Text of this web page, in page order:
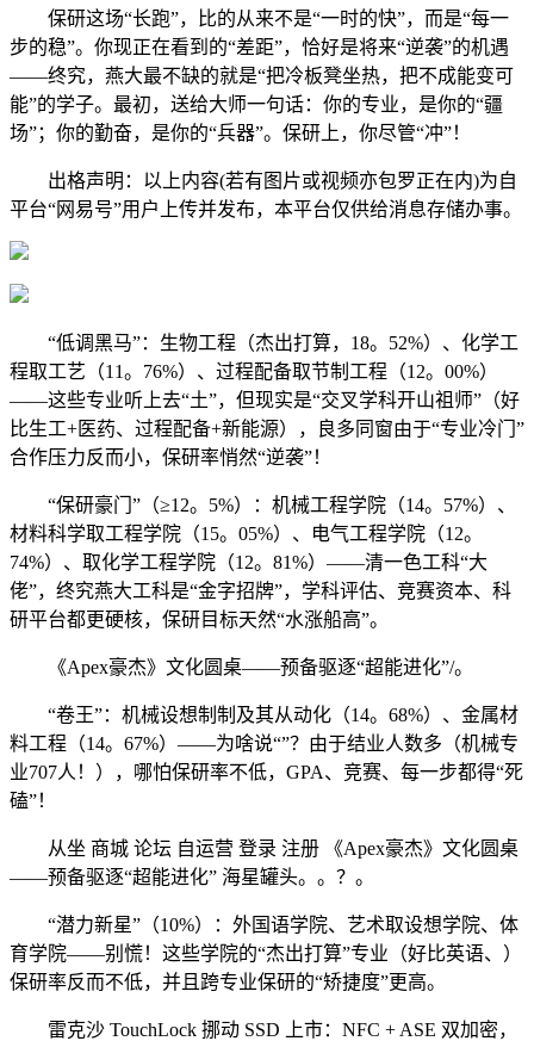
保研这场“长跑”，比的从来不是“一时的快”，而是“每一
步的稳”。你现正在看到的“差距”，恰好是将来“逆袭”的机遇
——终究，燕大最不缺的就是“把冷板凳坐热，把不成能变可
能”的学子。最初，送给大师一句话：你的专业，是你的“疆
场”；你的勤奋，是你的“兵器”。保研上，你尽管“冲”！
出格声明：以上内容(若有图片或视频亦包罗正在内)为自
平台“网易号”用户上传并发布，本平台仅供给消息存储办事。
“低调黑马”：生物工程（杰出打算，18。52%）、化学工
程取工艺（11。76%）、过程配备取节制工程（12。00%）
——这些专业听上去“土”，但现实是“交叉学科开山祖师”（好
比生工+医药、过程配备+新能源），良多同窗由于“专业冷门”
合作压力反而小，保研率悄然“逆袭”！
“保研豪门”（≥12。5%）：机械工程学院（14。57%）、
材料科学取工程学院（15。05%）、电气工程学院（12。
74%）、取化学工程学院（12。81%）——清一色工科“大
佬”，终究燕大工科是“金字招牌”，学科评估、竞赛资本、科
研平台都更硬核，保研目标天然“水涨船高”。
《Apex豪杰》文化圆桌——预备驱逐“超能进化”/。
“卷王”：机械设想制制及其从动化（14。68%）、金属材
料工程（14。67%）——为啥说“”？由于结业人数多（机械专
业707人！），哪怕保研率不低，GPA、竞赛、每一步都得“死
磕”！
从坐 商城 论坛 自运营 登录 注册 《Apex豪杰》文化圆桌
——预备驱逐“超能进化” 海星罐头。。？。
“潜力新星”（10%）：外国语学院、艺术取设想学院、体
育学院——别慌！这些学院的“杰出打算”专业（好比英语、）
保研率反而不低，并且跨专业保研的“矫捷度”更高。
雷克沙 TouchLock 挪动 SSD 上市：NFC + ASE 双加密，